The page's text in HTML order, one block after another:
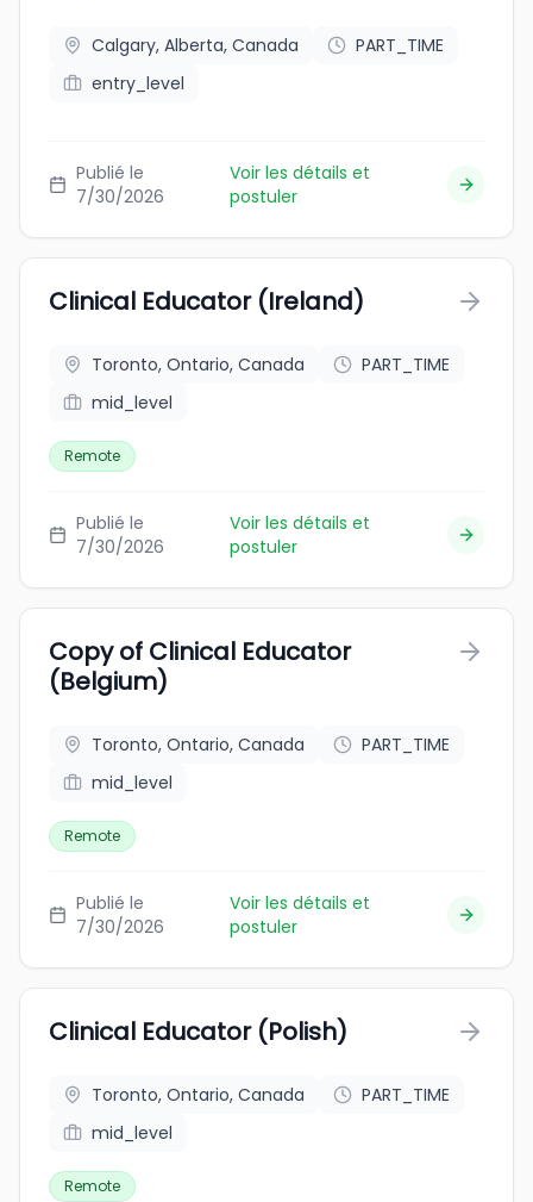
Calgary, Alberta, Canada
PART_TIME
entry_level
Publié le
7/30/2026
Voir les détails et
postuler
Clinical Educator (Ireland)
Toronto, Ontario, Canada
PART_TIME
mid_level
Remote
Publié le
7/30/2026
Voir les détails et
postuler
Copy of Clinical Educator
(Belgium)
Toronto, Ontario, Canada
PART_TIME
mid_level
Remote
Publié le
7/30/2026
Voir les détails et
postuler
Clinical Educator (Polish)
Toronto, Ontario, Canada
PART_TIME
mid_level
Remote